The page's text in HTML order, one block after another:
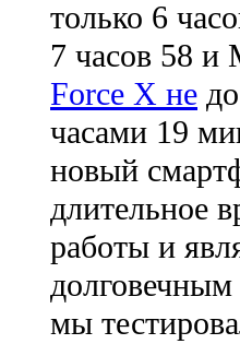
только 6
7 часов 58 и
Force X не
часами 19
новый
длительное
работы и
долговечным
мы